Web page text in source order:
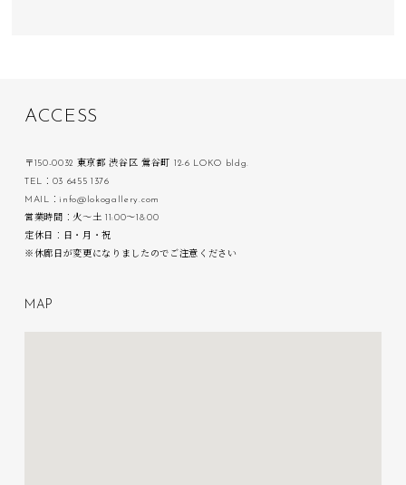
ACC ESS
〒150-0032 東京都 渋谷区 鶯谷町 12-6 LOKO bldg.
TEL：03 6455 1376
MAIL：info@lokogallery.com
営業時間：火〜土 11:00〜18:00
定休日：日・月・祝
※休廊日が変更になりましたのでご注意ください
M A P